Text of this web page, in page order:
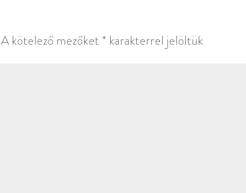
A kötelező mezőket * karakterrel jelöltük